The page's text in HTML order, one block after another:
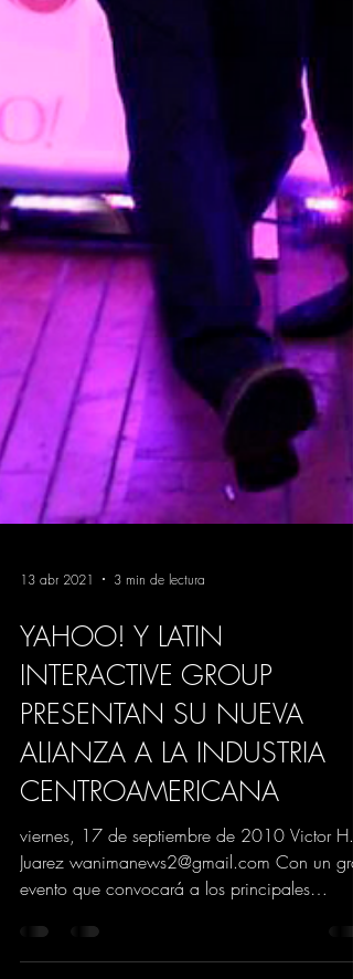
13 abr 2021 3 min de lectura
YAHOO! Y LATIN
INTERACTIVE GROUP
PRESENTAN SU NUEVA
ALIANZA A LA INDUSTRIA
CENTROAMERICANA
viernes, 17 de septiembre de 2010 Victor H.
Juarez wanimanews2@gmail.com Con un